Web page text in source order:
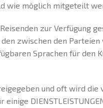
wie möglich mitgeteilt
zur Verfügung
zwischen den
Sprachen für den
und oft wird die